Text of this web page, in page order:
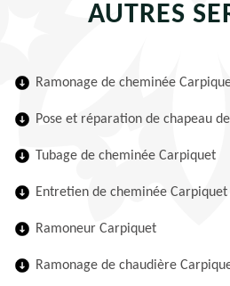
AUTRES
Ramonage de cheminée
Pose et réparation de chapeau
Tubage de cheminée Carpiquet
Entretien de cheminée Carpiquet
Ramoneur Carpiquet
Ramonage de chaudière